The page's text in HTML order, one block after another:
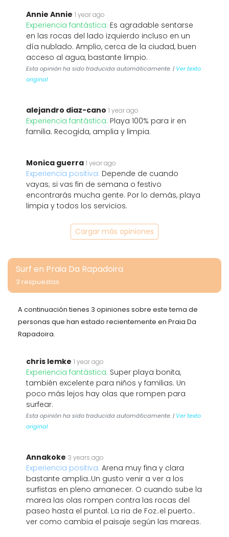
Annie Annie 1 year ago
Experiencia fantástica: Es agradable sentarse
en las rocas del lado izquierdo incluso en un
día nublado. Amplio, cerca de la ciudad, buen
acceso al agua, bastante limpio.
Esta opinión ha sido traducida automáticamente. | Ver texto
original
alejandro diaz-cano 1 year ago
Experiencia fantástica: Playa 100% para ir en
familia. Recogida, amplia y limpia.
Monica guerra 1 year ago
Experiencia positiva: Depende de cuando
vayas; si vas fin de semana o festivo
encontrarás mucha gente. Por lo demás, playa
limpia y todos los servicios.
Cargar más opiniones
Surf en Praia Da Rapadoira
3 respuestas
A continuación tienes 3 opiniones sobre este tema de
personas que han estado recientemente en Praia Da
Rapadoira.
chris lemke 1 year ago
Experiencia fantástica: Super playa bonita,
también excelente para niños y familias. Un
poco más lejos hay olas que rompen para
surfear.
Esta opinión ha sido traducida automáticamente. | Ver texto
original
Annakoke 3 years ago
Experiencia positiva: Arena muy fina y clara
bastante amplia..Un gusto venir a ver a los
surfistas en pleno amanecer. O cuando sube la
marea las olas rompen contra las rocas del
paseo hasta el puntal. La ria de Foz..el puerto..
ver como cambia el paisaje según las mareas.